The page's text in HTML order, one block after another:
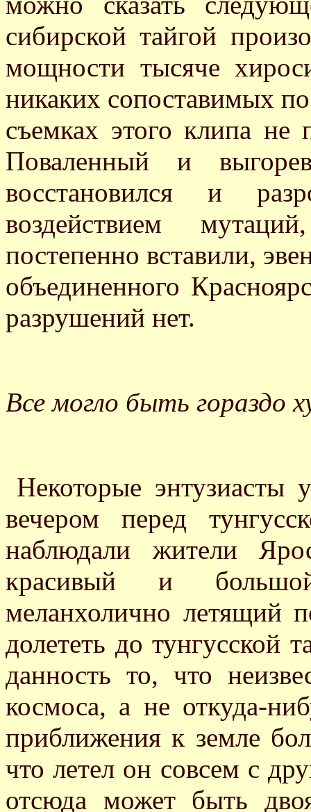
сибирской тайгой
мощности тысяче
никаких сопоставимых
съемках этого клипа не
Поваленный и
восстановился и
воздействием
постепенно вставили,
объединенного
разрушений нет.
Все могло быть гораздо
Некоторые энтузиасты
вечером перед
наблюдали жители
красивый и
меланхолично летящий
долететь до тунгусской
данность то, что
космоса, а не откуда-
приближения к земле
что летел он совсем с
отсюда может быть